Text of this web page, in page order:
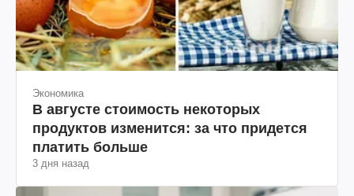
Экономика
В августе стоимость некоторых
продуктов изменится: за что придется
платить больше
3 дня назад